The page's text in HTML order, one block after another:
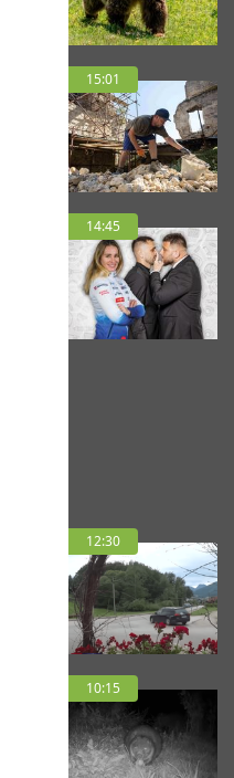
15:01
14:45
12:30
10:15